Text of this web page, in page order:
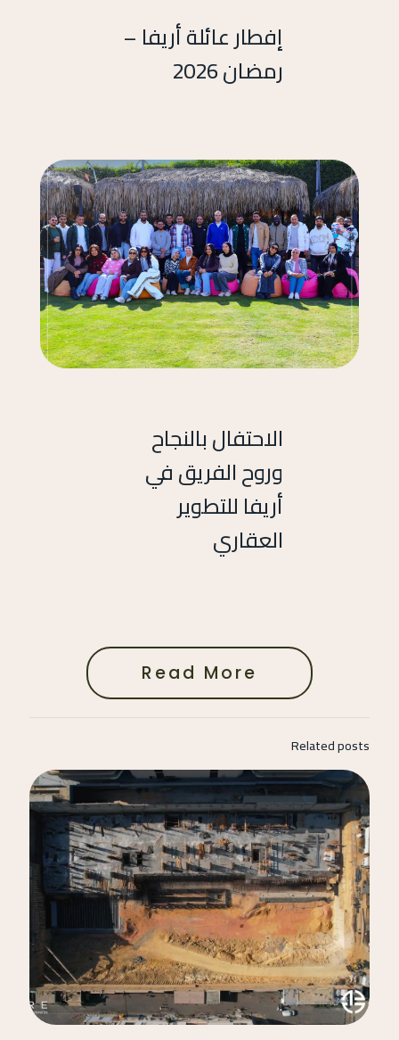
إفطار عائلة أريفا –
رمضان 2026
الاحتفال بالنجاح
وروح الفريق في
أريفا للتطوير
العقاري
Read More
Related posts